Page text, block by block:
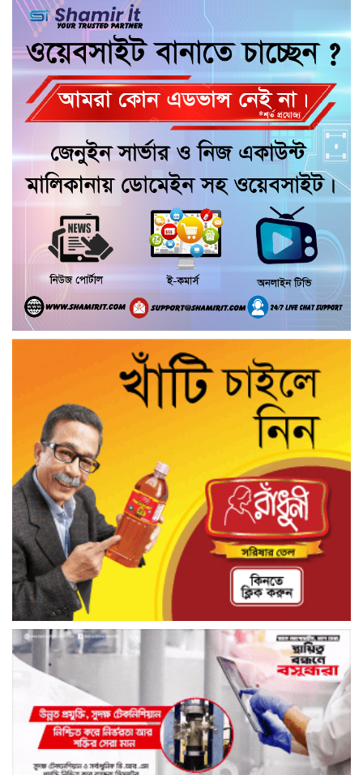
আশুলিয়ার কাঠগড়া নয়াপাড়ায় কথিত মাদক
ব্যবসার অভিযোগ, পুলিশের হস্তক্ষেপ কামনা
এলাকাবাসীর
আশুলিয়ায় চুরির অপবাদ দিয়ে ৫ ঘণ্টা আটকে
নির্যাতনের অভিযোগ, থানায় লিখিত অভিযোগ
‎গৌরনদীতে যথাযোগ্য মর্যাদায় পালিত হলো
‘০৫ আগস্ট জুলাই গণঅভ্যুত্থান দিবস ২০২৬’
আশুলিয়ায় ব্রিটিশ আমেরিকান টোব্যাকোর
গুদামে আগুন, নিয়ন্ত্রণে কাজ করছে ৭ ইউনিট
ফায়ার সার্ভিস
জুলাই গণঅভ্যুত্থান দিবসে মুন্সীগঞ্জে শহীদদের
প্রতি জেলা পুলিশের শ্রদ্ধাঞ্জলি
গৌরনদীতে জেল থেকে বেরিয়েই ফের
বেপরোয়া ইয়াবা ব্যবসা, হোম ডেলিভারির
অভিযোগ—প্রতিবেদককে হুমকি
স্বাবলম্বী জীবনের পথে ১২৬ অসচ্ছল নারী,
রাণীশংকৈলে সেলাই মেশিন বিতরণ